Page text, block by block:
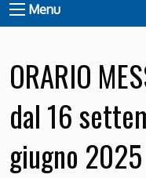
Menu
ORARIO
dal 16
giugno 2025